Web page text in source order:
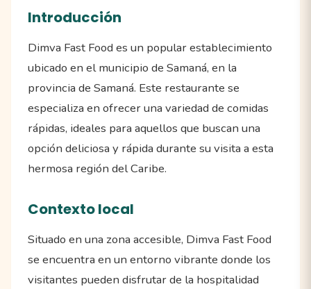
Introducción
Dimva Fast Food es un popular establecimiento
ubicado en el municipio de Samaná, en la
provincia de Samaná. Este restaurante se
especializa en ofrecer una variedad de comidas
rápidas, ideales para aquellos que buscan una
opción deliciosa y rápida durante su visita a esta
hermosa región del Caribe.
Contexto local
Situado en una zona accesible, Dimva Fast Food
se encuentra en un entorno vibrante donde los
visitantes pueden disfrutar de la hospitalidad